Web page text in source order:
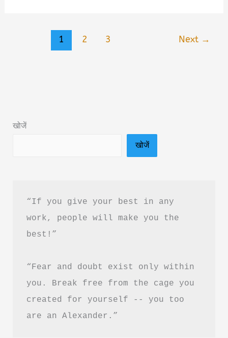
Wisdom
1 2 3 Next →
खोजें
खोजें
“If you give your best in any
work, people will make you the
best!”
“Fear and doubt exist only within
you. Break free from the cage you
created for yourself -- you too
are an Alexander.”